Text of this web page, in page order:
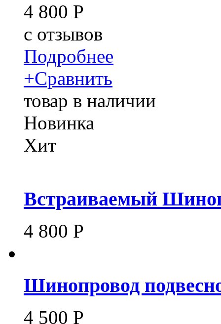
4 800 Р
c отзывов
Подробнее
+Сравнить
товар в наличии
Новинка
Хит
Встраиваемый
4 800 Р
Шинопровод
4 500 Р